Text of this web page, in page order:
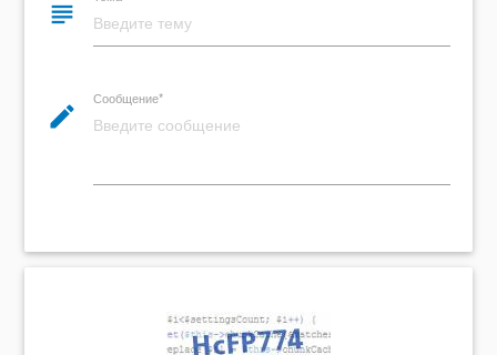
subject
edit
Сообщение*